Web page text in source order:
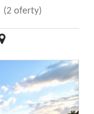
Kontakt
(2 oferty)